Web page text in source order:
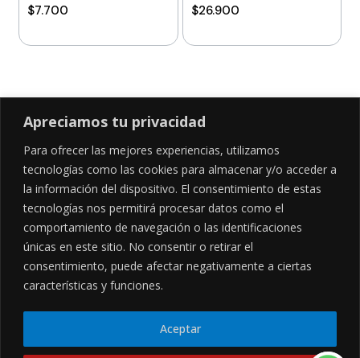
Apreciamos tu privacidad
Para ofrecer las mejores experiencias, utilizamos
tecnologías como las cookies para almacenar y/o acceder a
la información del dispositivo. El consentimiento de estas
tecnologías nos permitirá procesar datos como el
comportamiento de navegación o las identificaciones
únicas en este sitio. No consentir o retirar el
consentimiento, puede afectar negativamente a ciertas
características y funciones.
Aceptar
$7.700 $26.900
SÍGUENOS EN
CONTÁCTANOS
Cl. 34 Sur #52-02, Alcala, Bogotá
+57 3046569705
LEGALES
Políticas de privacidad